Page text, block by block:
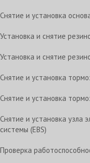
Снятие и установка
Установка и снятие
Установка и снятие
Снятие и установка
Снятие и установка
Снятие и установка узла
системы (EBS)
Проверка